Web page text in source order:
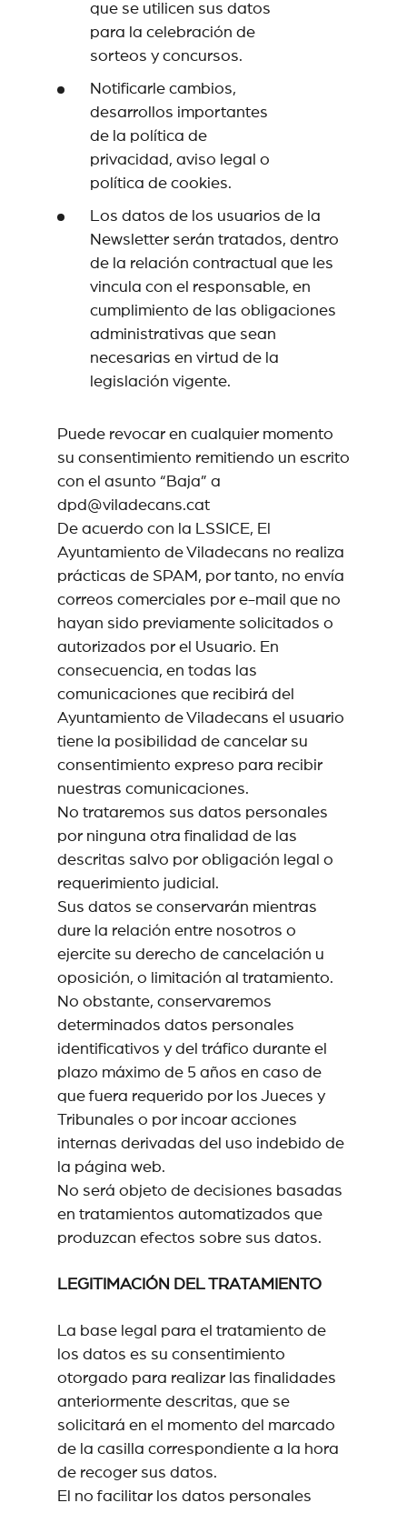
que se utilicen sus datos
para la celebración de
sorteos y concursos.
Notificarle cambios,
desarrollos importantes
de la política de
privacidad, aviso legal o
política de cookies.
Los datos de los usuarios de la
Newsletter serán tratados, dentro
de la relación contractual que les
vincula con el responsable, en
cumplimiento de las obligaciones
administrativas que sean
necesarias en virtud de la
legislación vigente.
Puede revocar en cualquier momento
su consentimiento remitiendo un escrito
con el asunto “Baja” a
dpd@viladecans.cat
De acuerdo con la LSSICE, El
Ayuntamiento de Viladecans no realiza
prácticas de SPAM, por tanto, no envía
correos comerciales por e-mail que no
hayan sido previamente solicitados o
autorizados por el Usuario. En
consecuencia, en todas las
comunicaciones que recibirá del
Ayuntamiento de Viladecans el usuario
tiene la posibilidad de cancelar su
consentimiento expreso para recibir
nuestras comunicaciones.
No trataremos sus datos personales
por ninguna otra finalidad de las
descritas salvo por obligación legal o
requerimiento judicial.
Sus datos se conservarán mientras
dure la relación entre nosotros o
ejercite su derecho de cancelación u
oposición, o limitación al tratamiento.
No obstante, conservaremos
determinados datos personales
identificativos y del tráfico durante el
plazo máximo de 5 años en caso de
que fuera requerido por los Jueces y
Tribunales o por incoar acciones
internas derivadas del uso indebido de
la página web.
No será objeto de decisiones basadas
en tratamientos automatizados que
produzcan efectos sobre sus datos.
LEGITIMACIÓN DEL TRATAMIENTO
La base legal para el tratamiento de
los datos es su consentimiento
otorgado para realizar las finalidades
anteriormente descritas, que se
solicitará en el momento del marcado
de la casilla correspondiente a la hora
de recoger sus datos.
El no facilitar los datos personales